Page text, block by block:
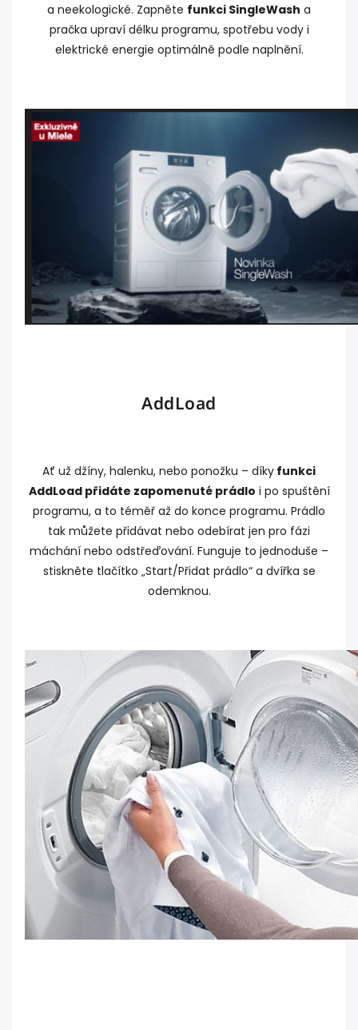
a neekologické. Zapněte funkci SingleWash a
pračka upraví délku programu, spotřebu vody i
elektrické energie optimálně podle naplnění.
AddLoad
Ať už džíny, halenku, nebo ponožku – díky funkci
AddLoad přidáte zapomenuté prádlo i po spuštění
programu, a to téměř až do konce programu. Prádlo
tak můžete přidávat nebo odebírat jen pro fázi
máchání nebo odstřeďování. Funguje to jednoduše –
stiskněte tlačítko „Start/Přidat prádlo“ a dvířka se
odemknou.